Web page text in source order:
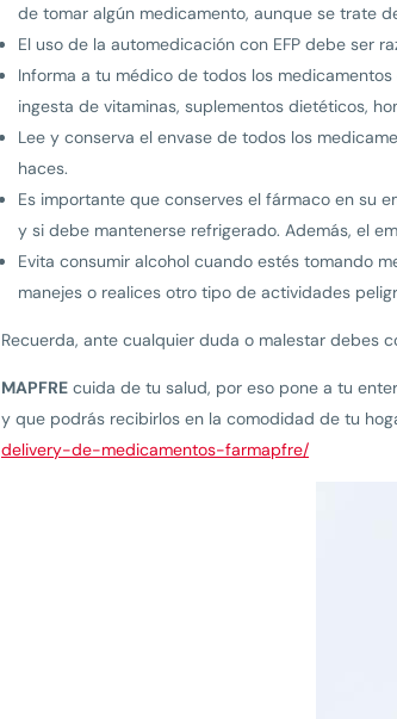
de tomar algún medicamento, aunque se trate
El uso de la automedicación con EFP debe ser
Informa a tu médico de todos los
ingesta de vitaminas, suplementos dietéticos,
Lee y conserva el envase de todos los
haces.
Es importante que conserves el fármaco en su
y si debe mantenerse refrigerado. Además, el
Evita consumir alcohol cuando estés tomando
manejes o realices otro tipo de actividades
Recuerda, ante cualquier duda o malestar debes
MAPFRE cuida de tu salud, por eso pone a tu
y que podrás recibirlos en la comodidad de tu
delivery-de-medicamentos-farmapfre/